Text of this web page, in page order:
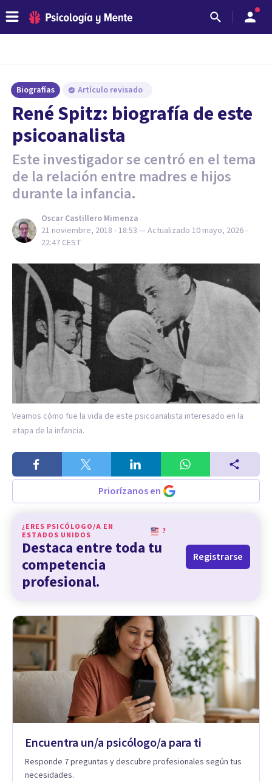
Biografías Artículo revisado
René Spitz: biografía de este
psicoanalista
Este investigador se centró en el tema
de la relación entre madres e hijos
durante la infancia.
Oscar Castillero Mimenza
21 noviembre, 2018 - 18:53 — Actualizado 10 mayo, 2026 -
22:47 CEST
Veamos cómo fue la vida de este psicoanalista interesado en la
etapa de la infancia.
Priorízanos en
¿ERES PSICÓLOGO/A EN
ESTADOS UNIDOS
?
Destaca entre toda tu
competencia
profesional.
Registrarse
Encuentra un/a psicólogo/a para ti
Responde 7 preguntas y descubre profesionales según tus
necesidades.